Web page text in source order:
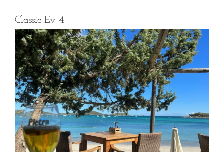
Classic Ev 4